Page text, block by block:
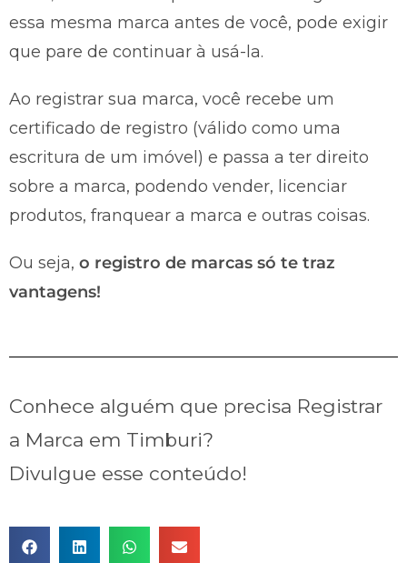
essa mesma marca antes de você, pode exigir
que pare de continuar à usá-la.
Ao registrar sua marca, você recebe um
certificado de registro (válido como uma
escritura de um imóvel) e passa a ter direito
sobre a marca, podendo vender, licenciar
produtos, franquear a marca e outras coisas.
Ou seja, o registro de marcas só te traz
vantagens!
Conhece alguém que precisa Registrar
a Marca em Timburi?
Divulgue esse conteúdo!